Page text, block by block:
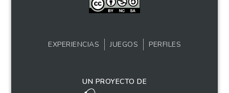
EXPERIENCIAS JUEGOS PERFILES
UN PROYECTO DE